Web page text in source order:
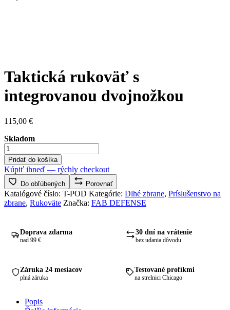
Taktická rukoväť s
integrovanou dvojnožkou
115,00 €
Skladom
množstvo
Taktická
rukoväť
s
integrovanou
dvojnožkou
Pridať do košíka
Kúpiť ihneď — rýchly checkout
Do obľúbených Porovnať
Katalógové číslo: T-POD Kategórie: Dlhé zbrane, Príslušenstvo na
zbrane, Rukoväte Značka: FAB DEFENSE
Doprava zdarma
nad 99 €
30 dní na vrátenie
bez udania dôvodu
Záruka 24 mesiacov
plná záruka
Testované profíkmi
na strelnici Chicago
Popis